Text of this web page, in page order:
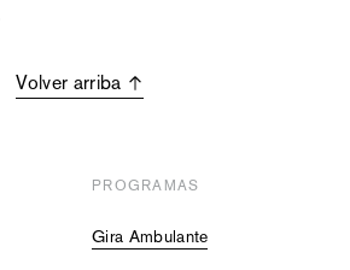
Volver arriba
PROGRAMAS
Gira Ambulante